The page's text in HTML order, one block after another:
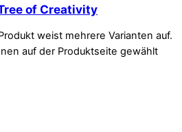
of Creativity
weist mehrere Varianten auf.
auf der Produktseite gewählt